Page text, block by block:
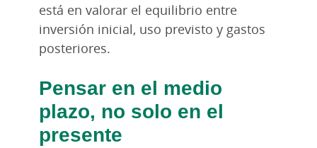
está en valorar el equilibrio entre
inversión inicial, uso previsto y gastos
posteriores.
Pensar en el medio
plazo, no solo en el
presente